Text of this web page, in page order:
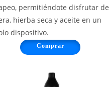
permitiéndote disfrutar de
hierba seca y aceite en un
dispositivo.
Comprar